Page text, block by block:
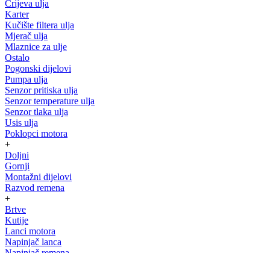
Crijeva ulja
Karter
Kučište filtera ulja
Mjerač ulja
Mlaznice za ulje
Ostalo
Pogonski dijelovi
Pumpa ulja
Senzor pritiska ulja
Senzor temperature ulja
Senzor tlaka ulja
Usis ulja
Poklopci motora
+
Doljni
Gornji
Montažni dijelovi
Razvod remena
+
Brtve
Kutije
Lanci motora
Napinjač lanca